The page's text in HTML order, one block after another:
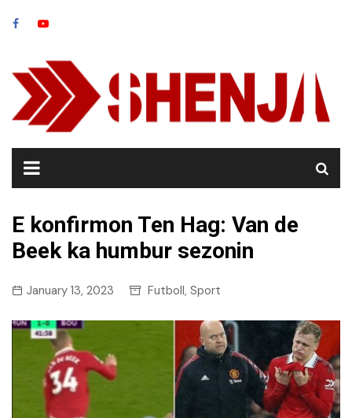
E konfirmon Ten Hag: Van de
Beek ka humbur sezonin
January 13, 2023 Futboll, Sport